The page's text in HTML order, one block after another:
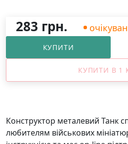
283 грн.
КУПИТИ
КУПИТИ В 1
Конструктор металевий Танк
любителям військових